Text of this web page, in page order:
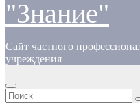
"Знание"
Сайт частного
учреждения